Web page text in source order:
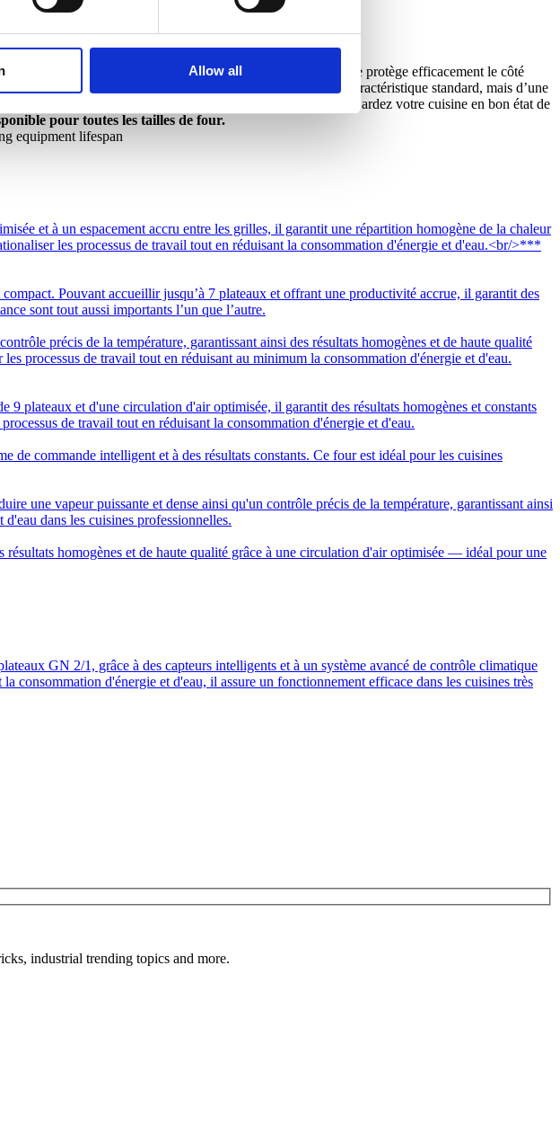
Allow all
de chaleur rayonnante, telle qu’un gril. Le bouclier thermique protège efficacement le côté
à haute température. Il ne s’agit pas d’une caractéristique standard, mais d’une
maintenir la longévité et l’efficacité de votre four Invoq. Gardez votre cuisine en bon état de
pour toutes les tailles de four.
industrial trending topics and more.